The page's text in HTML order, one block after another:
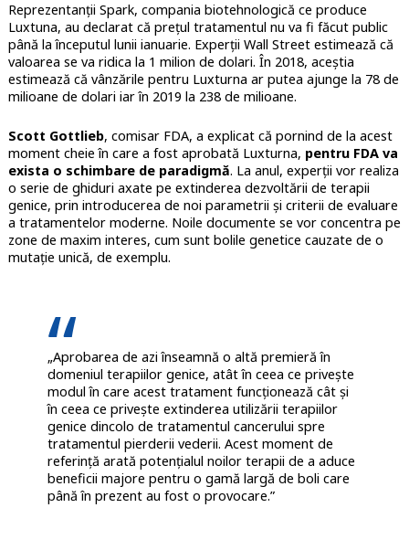
Reprezentanții Spark, compania biotehnologică ce produce
Luxtuna, au declarat că prețul tratamentul nu va fi făcut public
până la începutul lunii ianuarie. Experții Wall Street estimează că
valoarea se va ridica la 1 milion de dolari. În 2018, aceștia
estimează că vânzările pentru Luxturna ar putea ajunge la 78 de
milioane de dolari iar în 2019 la 238 de milioane.
Scott Gottlieb, comisar FDA, a explicat că pornind de la acest
moment cheie în care a fost aprobată Luxturna, pentru FDA va
exista o schimbare de paradigmă. La anul, experții vor realiza
o serie de ghiduri axate pe extinderea dezvoltării de terapii
genice, prin introducerea de noi parametrii și criterii de evaluare
a tratamentelor moderne. Noile documente se vor concentra pe
zone de maxim interes, cum sunt bolile genetice cauzate de o
mutație unică, de exemplu.
„Aprobarea de azi înseamnă o altă premieră în
domeniul terapiilor genice, atât în ceea ce privește
modul în care acest tratament funcționează cât și
în ceea ce privește extinderea utilizării terapiilor
genice dincolo de tratamentul cancerului spre
tratamentul pierderii vederii. Acest moment de
referință arată potențialul noilor terapii de a aduce
beneficii majore pentru o gamă largă de boli care
până în prezent au fost o provocare.”